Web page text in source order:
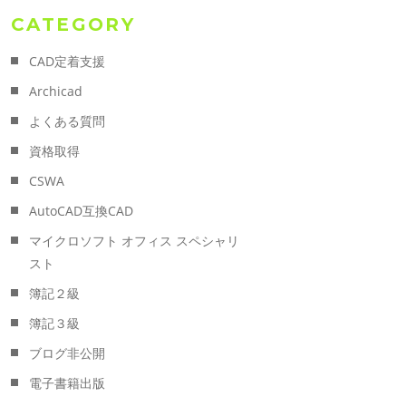
CATEGORY
CAD定着支援
Archicad
よくある質問
資格取得
CSWA
AutoCAD互換CAD
マイクロソフト オフィス スペシャリ
スト
簿記２級
簿記３級
ブログ非公開
電子書籍出版